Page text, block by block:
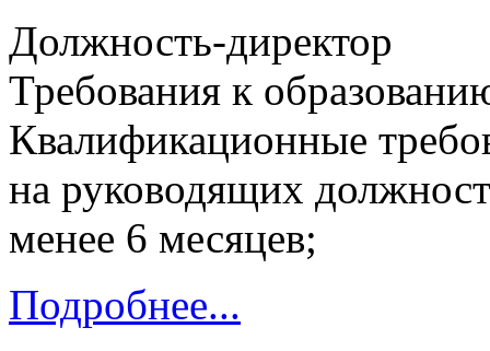
Должность-директор
Требования к
Квалификационные
на руководящих
менее 6 месяцев;
Подробнее...